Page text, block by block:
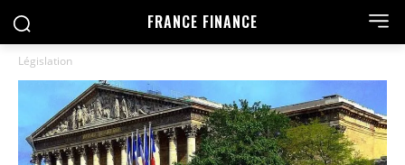
FRANCE FINANCE
Législation